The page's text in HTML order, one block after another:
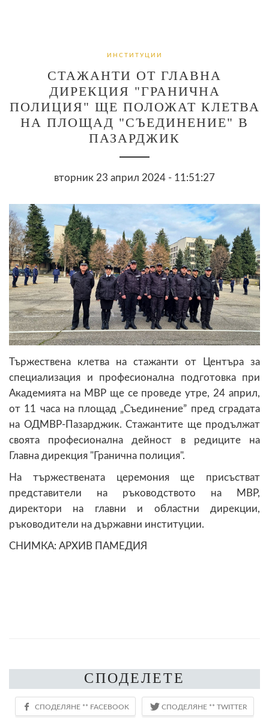
ИНСТИТУЦИИ
СТАЖАНТИ ОТ ГЛАВНА
ДИРЕКЦИЯ "ГРАНИЧНА
ПОЛИЦИЯ" ЩЕ ПОЛОЖАТ КЛЕТВА
НА ПЛОЩАД "СЪЕДИНЕНИЕ" В
ПАЗАРДЖИК
вторник 23 април 2024 - 11:51:27
Тържествена клетва на стажанти от Центъра за
специализация и професионална подготовка при
Академията на МВР ще се проведе утре, 24 април,
от 11 часа на площад „Съединение” пред сградата
на ОДМВР-Пазарджик. Стажантите ще продължат
своята професионална дейност в редиците на
Главна дирекция "Гранична полиция".
На тържествената церемония ще присъстват
представители на ръководството на МВР,
директори на главни и областни дирекции,
ръководители на държавни институции.
СНИМКА: АРХИВ ПАМЕДИЯ
СПОДЕЛЕТЕ